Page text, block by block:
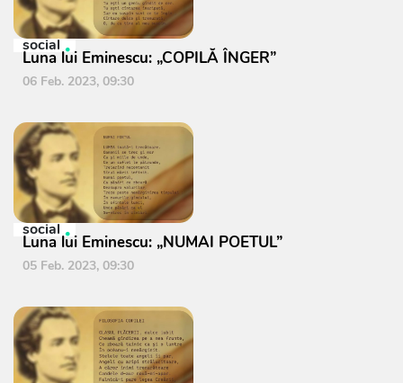
social
Luna lui Eminescu: „COPILĂ ÎNGER”
06 Feb. 2023, 09:30
social
Luna lui Eminescu: „NUMAI POETUL”
05 Feb. 2023, 09:30